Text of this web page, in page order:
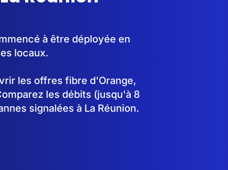
à être déployée en
locaux.
les offres fibre d'Orange,
les débits (jusqu'à 8
signalées à La Réunion.